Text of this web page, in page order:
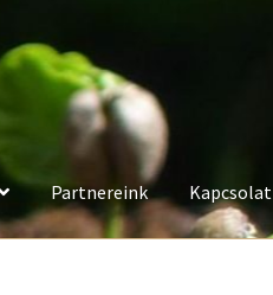
Partnereink Kapcsolat